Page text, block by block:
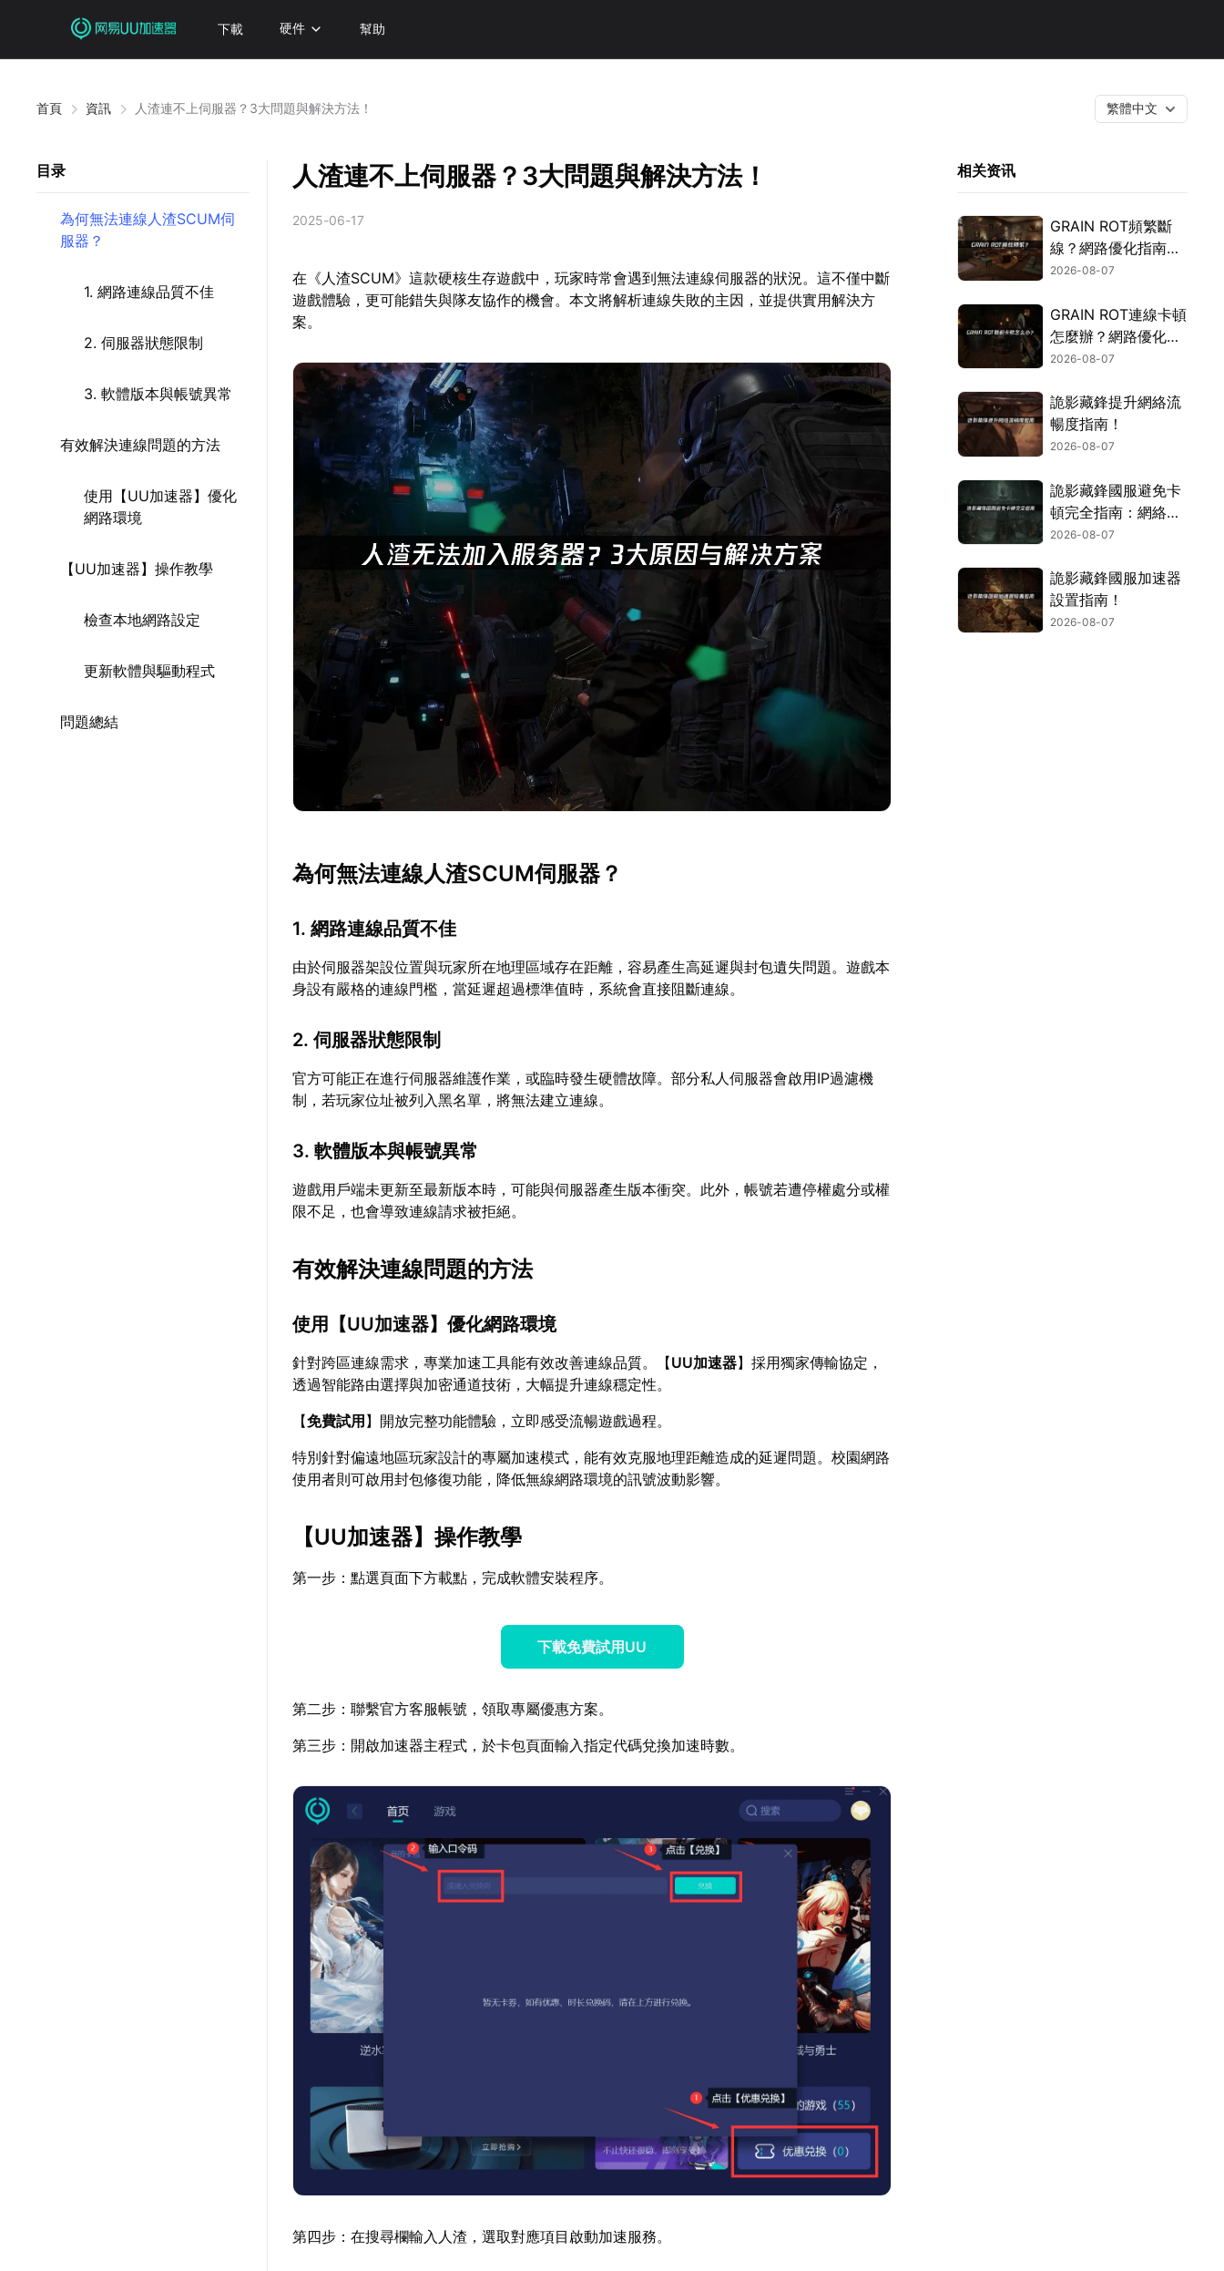
下載 硬件 幫助
首頁 資訊 人渣連不上伺服器？3大問題與解決方法！ 繁體中文
目录
為何無法連線人渣SCUM伺
服器？
1. 網路連線品質不佳
2. 伺服器狀態限制
3. 軟體版本與帳號異常
有效解決連線問題的方法
使用【UU加速器】優化
網路環境
【UU加速器】操作教學
檢查本地網路設定
更新軟體與驅動程式
問題總結
人渣連不上伺服器？3大問題與解決方法！
2025-06-17
在《人渣SCUM》這款硬核生存遊戲中，玩家時常會遇到無法連線伺服器的狀況。這不僅中斷
遊戲體驗，更可能錯失與隊友協作的機會。本文將解析連線失敗的主因，並提供實用解決方
案。
為何無法連線人渣SCUM伺服器？
1. 網路連線品質不佳
由於伺服器架設位置與玩家所在地理區域存在距離，容易產生高延遲與封包遺失問題。遊戲本
身設有嚴格的連線門檻，當延遲超過標準值時，系統會直接阻斷連線。
2. 伺服器狀態限制
官方可能正在進行伺服器維護作業，或臨時發生硬體故障。部分私人伺服器會啟用IP過濾機
制，若玩家位址被列入黑名單，將無法建立連線。
3. 軟體版本與帳號異常
遊戲用戶端未更新至最新版本時，可能與伺服器產生版本衝突。此外，帳號若遭停權處分或權
限不足，也會導致連線請求被拒絕。
有效解決連線問題的方法
使用【UU加速器】優化網路環境
針對跨區連線需求，專業加速工具能有效改善連線品質。【UU加速器】採用獨家傳輸協定，
透過智能路由選擇與加密通道技術，大幅提升連線穩定性。
【免費試用】開放完整功能體驗，立即感受流暢遊戲過程。
特別針對偏遠地區玩家設計的專屬加速模式，能有效克服地理距離造成的延遲問題。校園網路
使用者則可啟用封包修復功能，降低無線網路環境的訊號波動影響。
【UU加速器】操作教學
第一步：點選頁面下方載點，完成軟體安裝程序。
下載免費試用UU
第二步：聯繫官方客服帳號，領取專屬優惠方案。
第三步：開啟加速器主程式，於卡包頁面輸入指定代碼兌換加速時數。
第四步：在搜尋欄輸入人渣，選取對應項目啟動加速服務。
相关资讯
GRAIN ROT頻繁斷
線？網路優化指南一
次搞定！
2026-08-07
GRAIN ROT連線卡頓
怎麼辦？網路優化這
樣解決！
2026-08-07
詭影藏鋒提升網絡流
暢度指南！
2026-08-07
詭影藏鋒國服避免卡
頓完全指南：網絡優
化與解決技巧！
2026-08-07
詭影藏鋒國服加速器
設置指南！
2026-08-07